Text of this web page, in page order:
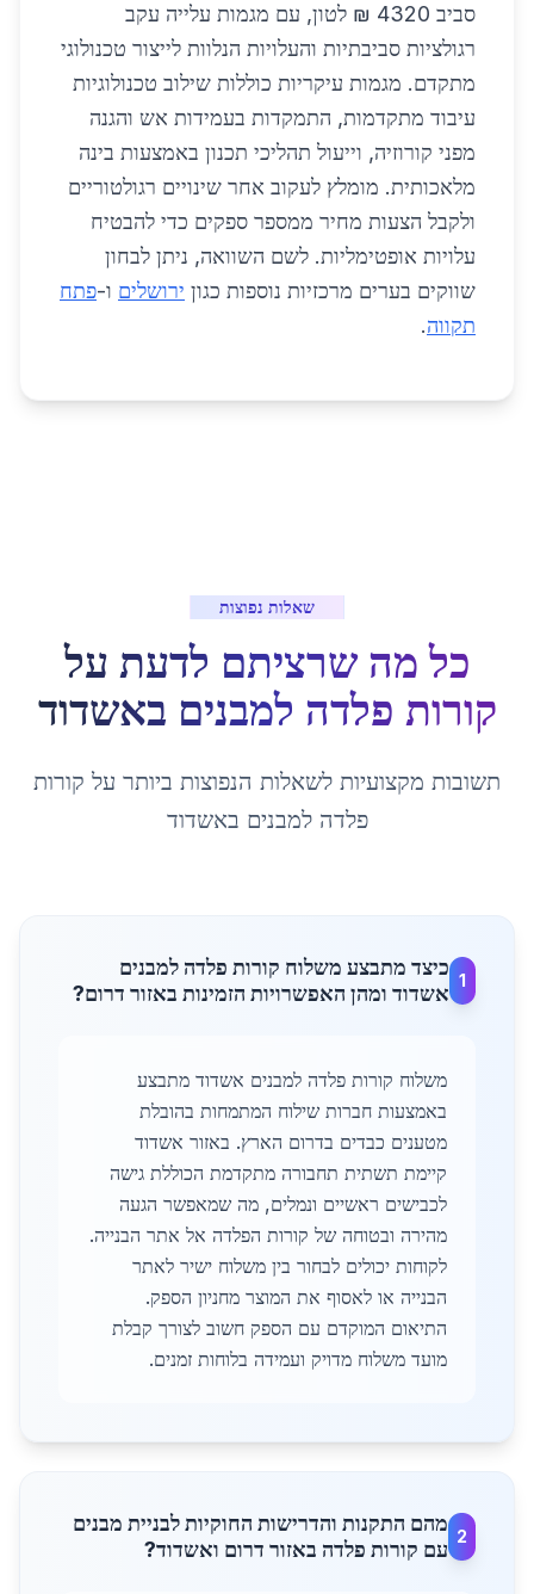
סביב 4320 ₪ לטון, עם מגמות עלייה עקב
רגולציות סביבתיות והעלויות הנלוות לייצור טכנולוגי
מתקדם. מגמות עיקריות כוללות שילוב טכנולוגיות
עיבוד מתקדמות, התמקדות בעמידות אש והגנה
מפני קורוזיה, וייעול תהליכי תכנון באמצעות בינה
מלאכותית. מומלץ לעקוב אחר שינויים רגולטוריים
ולקבל הצעות מחיר ממספר ספקים כדי להבטיח
עלויות אופטימליות. לשם השוואה, ניתן לבחון
שווקים בערים מרכזיות נוספות כגון ירושלים ו-פתח
תקווה.
שאלות נפוצות
כל מה שרציתם לדעת על
קורות פלדה למבנים באשדוד
תשובות מקצועיות לשאלות הנפוצות ביותר על קורות
פלדה למבנים באשדוד
1
כיצד מתבצע משלוח קורות פלדה למבנים
אשדוד ומהן האפשרויות הזמינות באזור דרום?
משלוח קורות פלדה למבנים אשדוד מתבצע
באמצעות חברות שילוח המתמחות בהובלת
מטענים כבדים בדרום הארץ. באזור אשדוד
קיימת תשתית תחבורה מתקדמת הכוללת גישה
לכבישים ראשיים ונמלים, מה שמאפשר הגעה
מהירה ובטוחה של קורות הפלדה אל אתר הבנייה.
לקוחות יכולים לבחור בין משלוח ישיר לאתר
הבנייה או לאסוף את המוצר מחניון הספק.
התיאום המוקדם עם הספק חשוב לצורך קבלת
מועד משלוח מדויק ועמידה בלוחות זמנים.
2
מהם התקנות והדרישות החוקיות לבניית מבנים
עם קורות פלדה באזור דרום ואשדוד?